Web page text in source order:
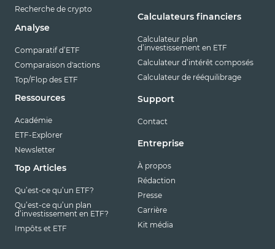
Recherche de crypto
Analyse
Comparatif d’ETF
Comparaison d'actions
Top/Flop des ETF
Ressources
Académie
ETF-Explorer
Newsletter
Top Articles
Qu’est-ce qu’un ETF?
Qu’est-ce qu’un plan
d’investissement en ETF?
Impôts et ETF
Calculateurs financiers
Calculateur plan
d’investissement en ETF
Calculateur d’intérêt composés
Calculateur de rééquilibrage
Support
Contact
Entreprise
À propos
Rédaction
Presse
Carrière
Kit média